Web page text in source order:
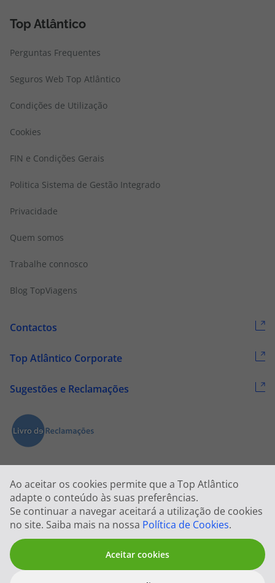
Ao aceitar os cookies permite que a Top Atlântico
adapte o conteúdo às suas preferências.
Se continuar a navegar aceitará a utilização de cookies
no site. Saiba mais na nossa Política de Cookies.
Aceitar cookies
Top Atlântico
Perguntas Frequentes
Seguros Web Top Atlântico
Condições de Utilização
Cookies
FIN e Condições Gerais
Politica Sistema de Gestão Integrado
Privacidade
Quem somos
Trabalhe connosco
Blog TopViagens
Contactos
Top Atlântico Corporate
Sugestões e Reclamações
2026 © Todos os direitos reservados:Top Atlântico, Viagens e Turismo